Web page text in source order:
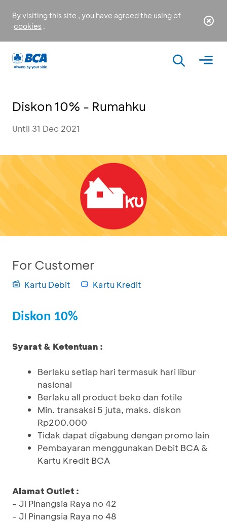
By visiting this site , you have agreed the using of
cookies .
Diskon 10% - Rumahku
Until 31 Dec 2021
For Customer
Kartu Debit Kartu Kredit
Diskon 10%
Syarat & Ketentuan :
Berlaku setiap hari termasuk hari libur
nasional
Berlaku all product beko dan fotile
Min. transaksi 5 juta, maks. diskon
Rp200.000
Tidak dapat digabung dengan promo lain
Pembayaran menggunakan Debit BCA &
Kartu Kredit BCA
Alamat Outlet :
- Jl Pinangsia Raya no 42
- Jl Pinangsia Raya no 48